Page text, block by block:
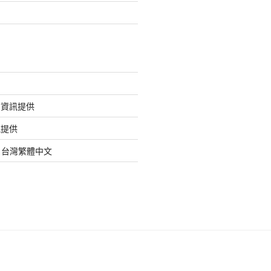
訊提供
供
灣繁體中文